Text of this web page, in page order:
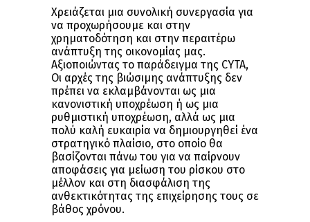
Χρειάζεται μια συνολική συνεργασία για
να προχωρήσουμε και στην
χρηματοδότηση και στην περαιτέρω
ανάπτυξη της οικονομίας μας.
Αξιοποιώντας το παράδειγμα της CYTA,
Οι αρχές της βιώσιμης ανάπτυξης δεν
πρέπει να εκλαμβάνονται ως μια
κανονιστική υποχρέωση ή ως μια
ρυθμιστική υποχρέωση, αλλά ως μια
πολύ καλή ευκαιρία να δημιουργηθεί ένα
στρατηγικό πλαίσιο, στο οποίο θα
βασίζονται πάνω του για να παίρνουν
αποφάσεις για μείωση του ρίσκου στο
μέλλον και στη διασφάλιση της
ανθεκτικότητας της επιχείρησης τους σε
βάθος χρόνου.